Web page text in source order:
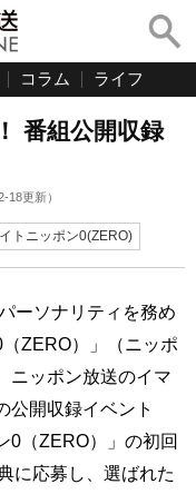
コラム ライフ
番組公開収録
18更新）
トニッポン0(ZERO)
ーソナリティを務め
ZERO）」（ニッポ
ニッポン放送のイマ
公開収録イベント
0（ZERO）」の初回
に応募し、選ばれた